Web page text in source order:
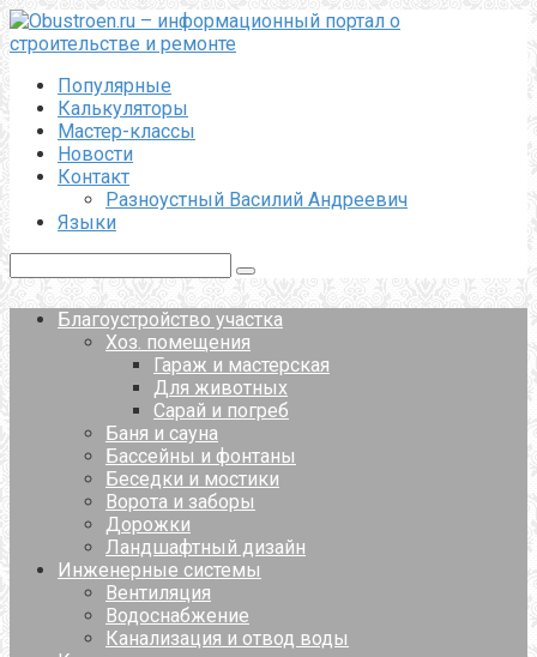
Перейти
к
Популярные
Калькуляторы
Мастер-классы
Новости
Контакт
Разноустный Василий Андреевич
Языки
Благоустройство участка
Хоз. помещения
Гараж и мастерская
Для животных
Сарай и погреб
Баня и сауна
Бассейны и фонтаны
Беседки и мостики
Ворота и заборы
Дорожки
Ландшафтный дизайн
Инженерные системы
Вентиляция
Водоснабжение
Канализация и отвод воды